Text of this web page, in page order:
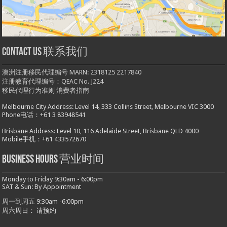
Contact us 联系我们
澳洲注册移民代理编号 MARN: 2318125 2217840
注册教育代理编号：QEAC No. J224
移民代理行为准则 消费者指南
Melbourne City Address: Level 14, 333 Collins Street, Melbourne VIC 3000
Phone电话：+61 3 83948541
Brisbane Address: Level 10, 116 Adelaide Street, Brisbane QLD 4000
Mobile手机：+61 433572670
Business hours 营业时间
Monday to Friday 9:30am - 6:00pm
SAT & Sun: By Appointment
周一到周五 9:30am -6:00pm
周六周日： 请预约